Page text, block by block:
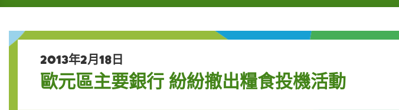
2013年2月18日
歐元區主要銀行 紛紛撤出糧食投機活動